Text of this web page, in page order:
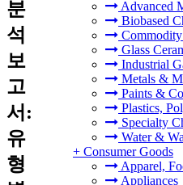
Advanced
Biobased
Glass
Industrial
Metals &
Paints &
Plastics,
Specialty
Water &
+ Consumer Goods
Apparel,
Appliances
분
석
보
고
서:
유
형